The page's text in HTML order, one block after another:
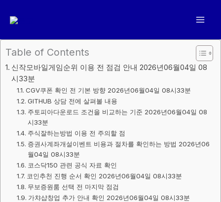
너
Table of Contents
신작모바일게임순위 이용 전 점검 안내 2026년06월04일 08
시33분
CGV쿠폰 확인 전 기본 방향 2026년06월04일 08시33분
GITHUB 상담 전에 살펴볼 내용
주토피아다운로드 조건을 비교하는 기준 2026년06월04일 08
시33분
주식잘하는방법 이용 전 주의할 점
증권사계좌개설이벤트 비용과 절차를 확인하는 방법 2026년06
월04일 08시33분
코스닥150 관련 공식 자료 확인
코인추천 진행 순서 확인 2026년06월04일 08시33분
무보증원룸 선택 전 마지막 점검
가챠샵창업 추가 안내 확인 2026년06월04일 08시33분